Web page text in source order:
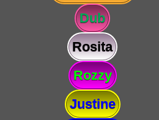
Dub
Rosita
Rozzy
Justine